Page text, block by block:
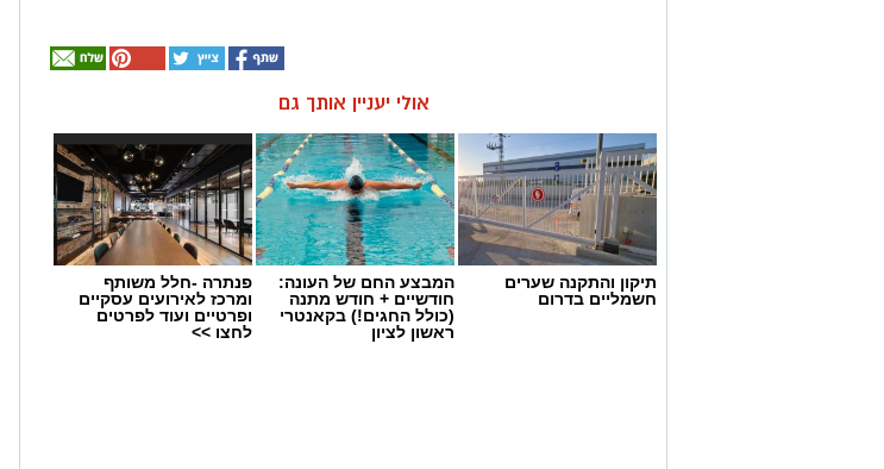
אולי יעניין אותך גם
תיקון והתקנה שערים
חשמליים בדרום
המבצע החם של העונה:
חודשיים + חודש מתנה
(כולל החגים!) בקאנטרי
ראשון לציון
פנתרה -חלל משותף
ומרכז לאירועים עסקיים
ופרטיים ועוד לפרטים
לחצו >>